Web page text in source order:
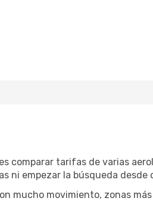
comparar tarifas de varias
ni empezar la búsqueda desde
mucho movimiento, zonas